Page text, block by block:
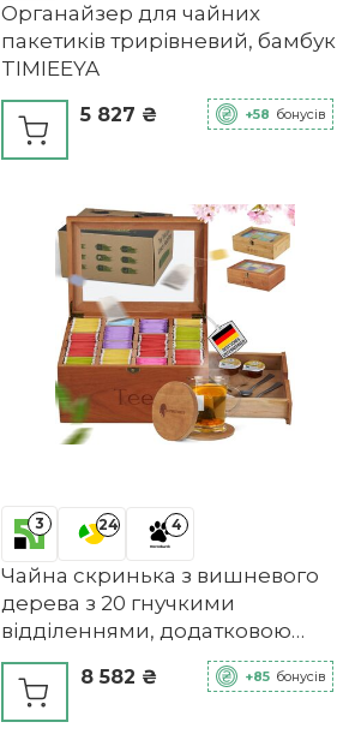
Органайзер для чайних
пакетиків трирівневий, бамбук
TIMIEEYA
5 827 ₴ +58 бонусів
3 24 4
Чайна скринька з вишневого
дерева з 20 гнучкими
відділеннями, додатковою
шухлядою та оглядовим
віконцем NATURSCHMIED
8 582 ₴ +85 бонусів